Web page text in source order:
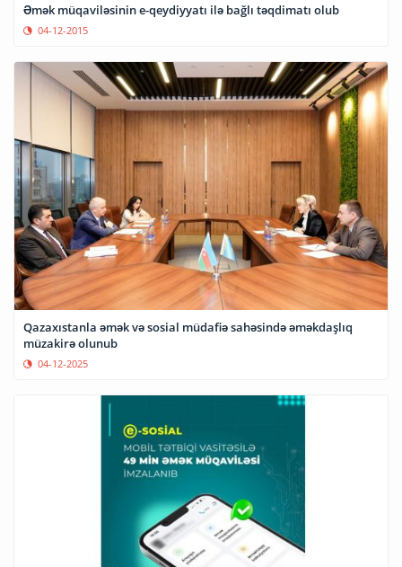
Əmək müqaviləsinin e-qeydiyyatı ilə bağlı təqdimatı olub
04-12-2015
Qazaxıstanla əmək və sosial müdafiə sahəsində əməkdaşlıq
müzakirə olunub
04-12-2025